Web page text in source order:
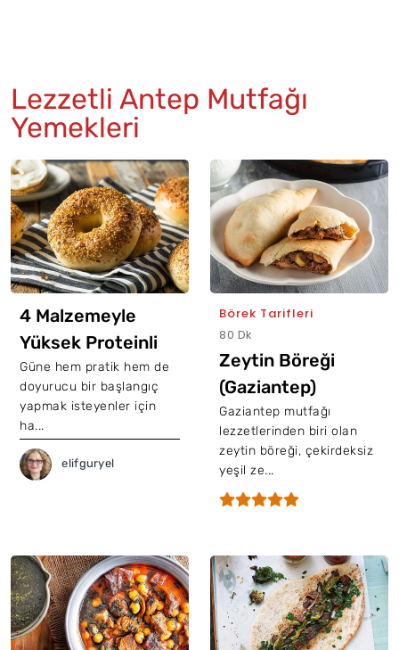
Lezzetli Antep Mutfağı
Yemekleri
4 Malzemeyle
Yüksek Proteinli
Kahvaltılık Bagel
Tarifi
Güne hem pratik hem de
doyurucu bir başlangıç
yapmak isteyenler için
ha...
elifguryel
Börek Tarifleri
80 Dk
Zeytin Böreği
(Gaziantep)
Gaziantep mutfağı
lezzetlerinden biri olan
zeytin böreği, çekirdeksiz
yeşil ze...